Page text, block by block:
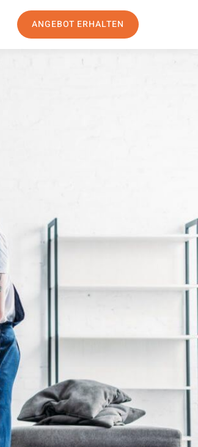
ANGEBOT ERHALTEN